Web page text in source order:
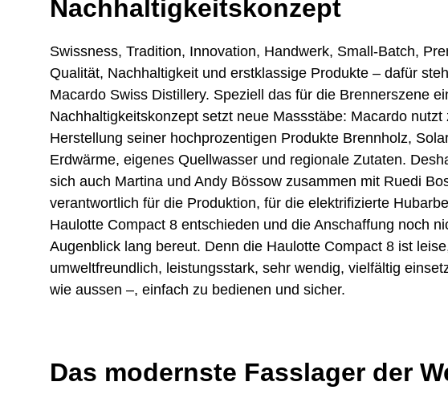
Nachhaltigkeitskonzept
Swissness, Tradition, Innovation, Handwerk, Small-Batch,
Qualität, Nachhaltigkeit und erstklassige Produkte – dafür
Macardo Swiss Distillery. Speziell das für die Brennerszene
Nachhaltigkeitskonzept setzt neue Massstäbe: Macardo nutzt
Herstellung seiner hochprozentigen Produkte Brennholz,
Erdwärme, eigenes Quellwasser und regionale Zutaten.
sich auch Martina und Andy Bössow zusammen mit Ruedi
verantwortlich für die Produktion, für die elektrifizierte
Haulotte Compact 8 entschieden und die Anschaffung noch
Augenblick lang bereut. Denn die Haulotte Compact 8 ist
umweltfreundlich, leistungsstark, sehr wendig, vielfältig
wie aussen –, einfach zu bedienen und sicher.
Das modernste Fasslager der